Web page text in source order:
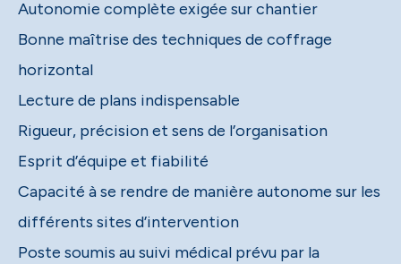
Autonomie complète exigée sur chantier
Bonne maîtrise des techniques de coffrage
horizontal
Lecture de plans indispensable
Rigueur, précision et sens de l’organisation
Esprit d’équipe et fiabilité
Capacité à se rendre de manière autonome sur les
différents sites d’intervention
Poste soumis au suivi médical prévu par la